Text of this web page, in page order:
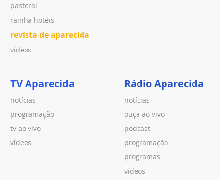
pastoral
rainha hotéis
revista de aparecida
vídeos
TV Aparecida
notícias
programação
tv ao vivo
vídeos
Rádio Aparecida
notícias
ouça ao vivo
podcast
programação
programas
vídeos